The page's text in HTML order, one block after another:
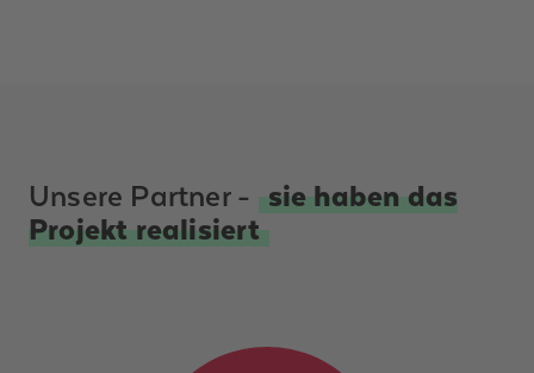
Unsere Partner - sie haben das
Projekt realisiert